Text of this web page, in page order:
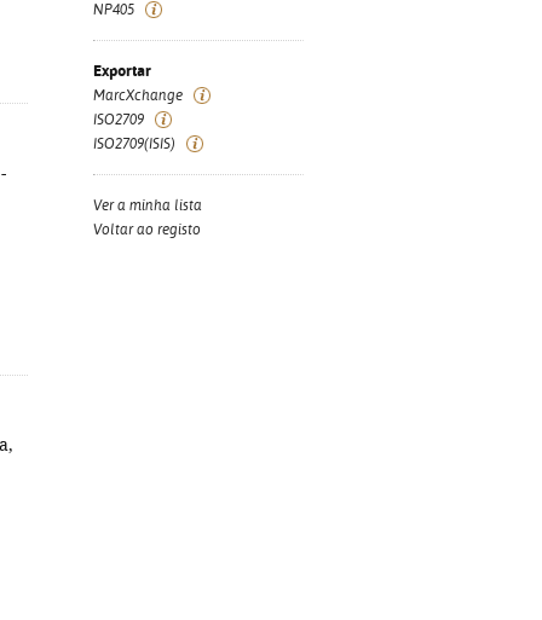
NP405
Exportar
MarcXchange
ISO2709
ISO2709(ISIS)
Ver a minha lista
Voltar ao registo